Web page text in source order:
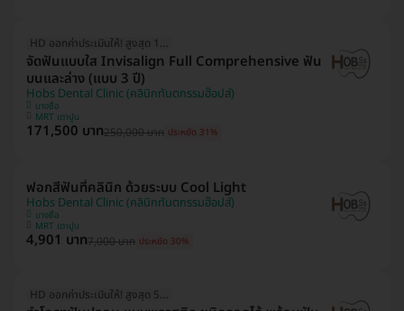
HD ออกค่าประเมินให้! สูงสุด 1500 บ.
จัดฟันแบบใส Invisalign Full Comprehensive ฟัน
บนและล่าง (แบบ 3 ปี)
Hobs Dental Clinic (คลินิกทันตกรรมฮ๊อปส์)
บางซื่อ
MRT เตาปูน
171,500 บาท250,000 บาท ประหยัด 31%
ฟอกสีฟันที่คลินิก ด้วยระบบ Cool Light
Hobs Dental Clinic (คลินิกทันตกรรมฮ๊อปส์)
บางซื่อ
MRT เตาปูน
4,901 บาท7,000 บาท ประหยัด 30%
HD ออกค่าประเมินให้! สูงสุด 500 บ.